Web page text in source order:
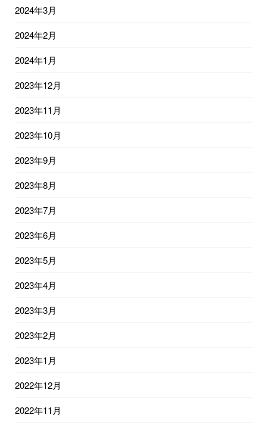
2024年3月
2024年2月
2024年1月
2023年12月
2023年11月
2023年10月
2023年9月
2023年8月
2023年7月
2023年6月
2023年5月
2023年4月
2023年3月
2023年2月
2023年1月
2022年12月
2022年11月